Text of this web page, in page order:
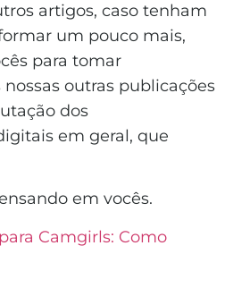
artigos, caso tenham
um pouco mais,
para tomar
outras publicações
dos
em geral, que
em vocês.
Camgirls: Como